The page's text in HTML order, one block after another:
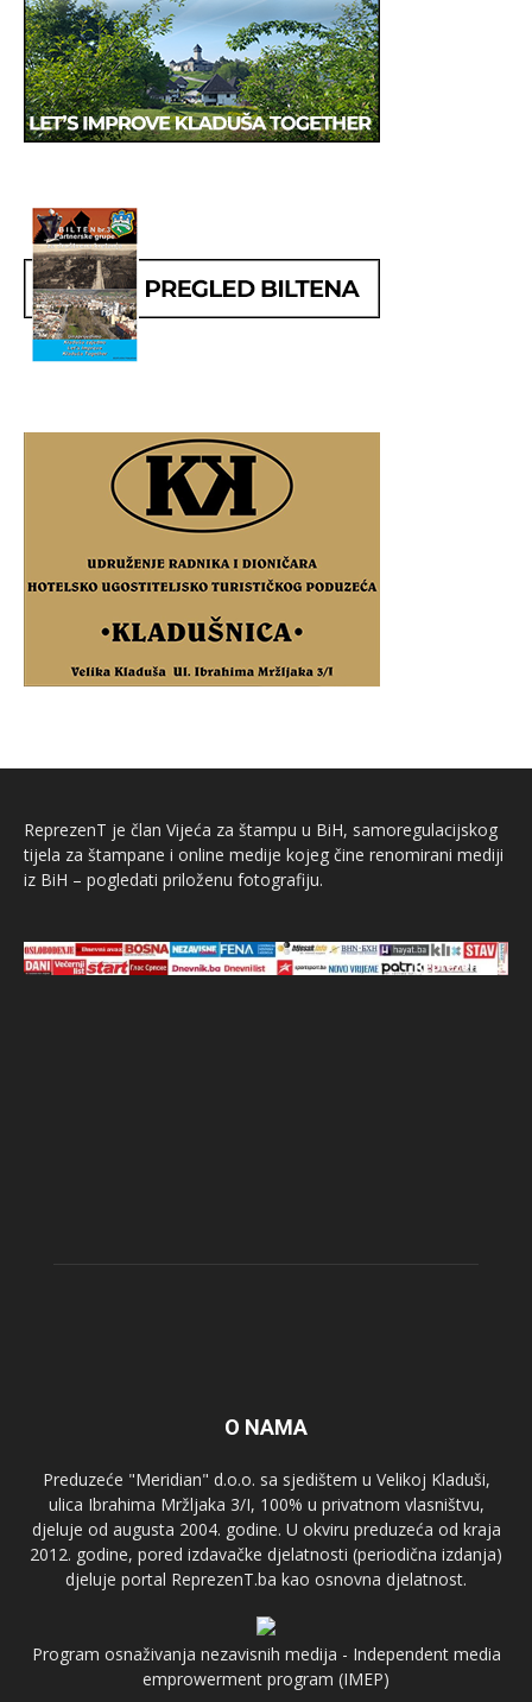
ReprezenT je član Vijeća za štampu u BiH, samoregulacijskog
tijela za štampane i online medije kojeg čine renomirani mediji
iz BiH – pogledati priloženu fotografiju.
O NAMA
Preduzeće "Meridian" d.o.o. sa sjedištem u Velikoj Kladuši,
ulica Ibrahima Mržljaka 3/I, 100% u privatnom vlasništvu,
djeluje od augusta 2004. godine. U okviru preduzeća od kraja
2012. godine, pored izdavačke djelatnosti (periodična izdanja)
djeluje portal ReprezenT.ba kao osnovna djelatnost.
Program osnaživanja nezavisnih medija - Independent media
emprowerment program (IMEP)